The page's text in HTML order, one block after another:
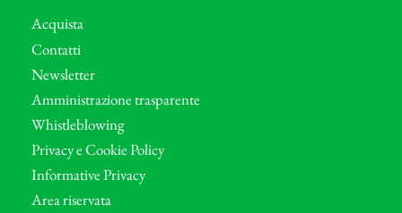
Acquista
Contatti
Newsletter
Amministrazione trasparente
Whistleblowing
Privacy e Cookie Policy
Informative Privacy
Area riservata